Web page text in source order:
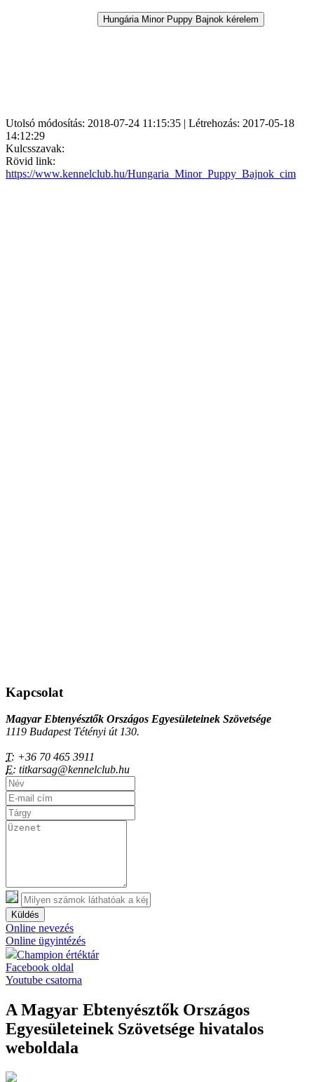
Utolsó módosítás: 2018-07-24 11:15:35 | Létrehozás: 2017-05-18
14:12:29
Kulcsszavak:
Rövid link:
https://www.kennelclub.hu/Hungaria_Minor_Puppy_Bajnok_cim
Kapcsolat
Magyar Ebtenyésztők Országos Egyesületeinek Szövetsége
1119 Budapest Tétényi út 130.
T: +36 70 465 3911
E: titkarsag@kennelclub.hu
Küldés
Online nevezés
Online ügyintézés
Champion értéktár
Facebook oldal
Youtube csatorna
A Magyar Ebtenyésztők Országos
Egyesületeinek Szövetsége hivatalos
weboldala